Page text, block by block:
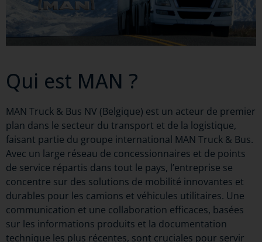
Qui est MAN ?
MAN Truck & Bus NV (Belgique) est un acteur de premier
plan dans le secteur du transport et de la logistique,
faisant partie du groupe international MAN Truck & Bus.
Avec un large réseau de concessionnaires et de points
de service répartis dans tout le pays, l’entreprise se
concentre sur des solutions de mobilité innovantes et
durables pour les camions et véhicules utilitaires. Une
communication et une collaboration efficaces, basées
sur les informations produits et la documentation
technique les plus récentes, sont cruciales pour servir